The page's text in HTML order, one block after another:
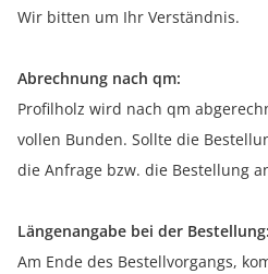
Wir bitten um Ihr Verständnis.
Abrechnung nach qm:
Profilholz wird nach qm
vollen Bunden. Sollte die
die Anfrage bzw. die Bestellung
Längenangabe bei der Bestellung:
Am Ende des Bestellvorgangs,